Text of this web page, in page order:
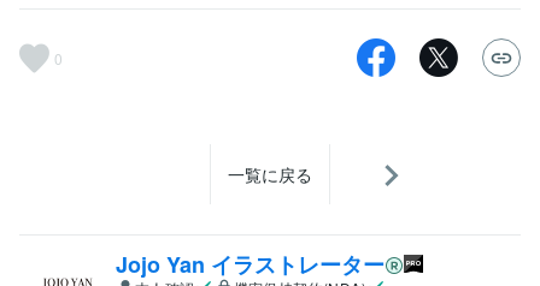
0
一覧に戻る
Jojo Yan イラストレーター